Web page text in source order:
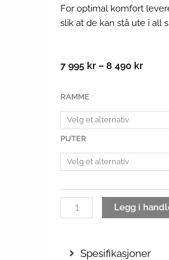
For optimal komfort
slik at de kan stå ute i all
7 995 kr – 8 490 kr
til
RAMME
PUTER
Frame
spisestol
antall
Legg i
Spesifikasjoner